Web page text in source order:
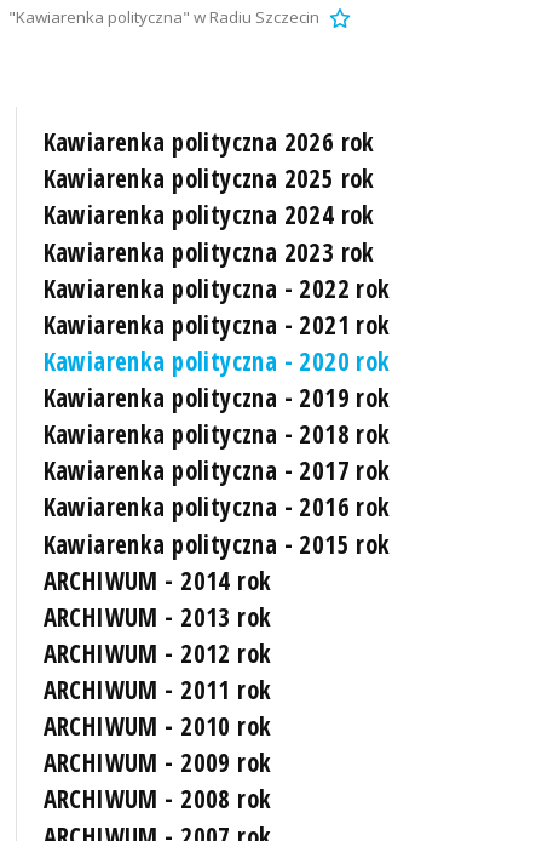
"Kawiarenka polityczna" w Radiu Szczecin
Kawiarenka polityczna 2026 rok
Kawiarenka polityczna 2025 rok
Kawiarenka polityczna 2024 rok
Kawiarenka polityczna 2023 rok
Kawiarenka polityczna - 2022 rok
Kawiarenka polityczna - 2021 rok
Kawiarenka polityczna - 2020 rok
Kawiarenka polityczna - 2019 rok
Kawiarenka polityczna - 2018 rok
Kawiarenka polityczna - 2017 rok
Kawiarenka polityczna - 2016 rok
Kawiarenka polityczna - 2015 rok
ARCHIWUM - 2014 rok
ARCHIWUM - 2013 rok
ARCHIWUM - 2012 rok
ARCHIWUM - 2011 rok
ARCHIWUM - 2010 rok
ARCHIWUM - 2009 rok
ARCHIWUM - 2008 rok